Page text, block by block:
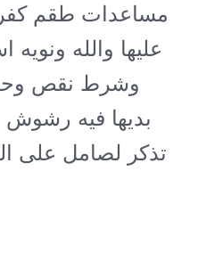
مساعدات طقم
عليها والله
وشرط نقص
بديها فيه
تذكر لصامل على